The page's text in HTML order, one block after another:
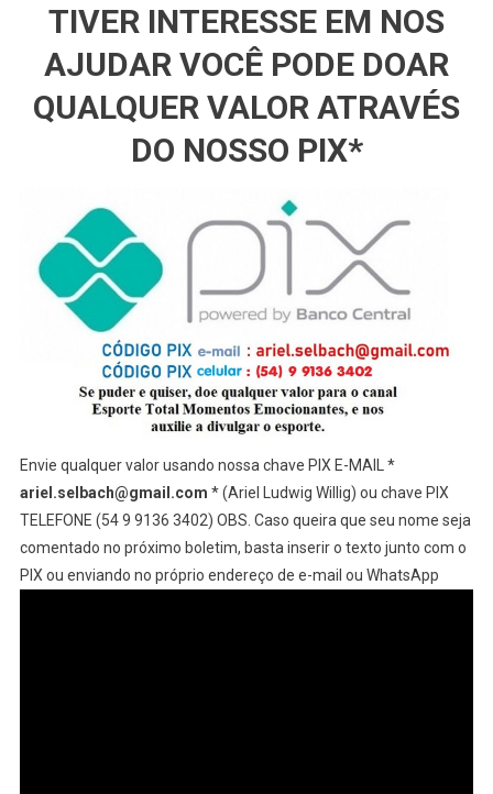
TIVER INTERESSE EM NOS
AJUDAR VOCÊ PODE DOAR
QUALQUER VALOR ATRAVÉS
DO NOSSO PIX*
Envie qualquer valor usando nossa chave PIX E-MAIL *
ariel.selbach@gmail.com * (Ariel Ludwig Willig) ou chave PIX
TELEFONE (54 9 9136 3402) OBS. Caso queira que seu nome seja
comentado no próximo boletim, basta inserir o texto junto com o
PIX ou enviando no próprio endereço de e-mail ou WhatsApp